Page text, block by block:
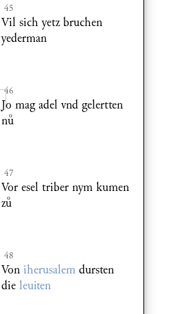
45
Vil sich yetz bruchen
yederman
46
Jo mag adel vnd gelertten
n
47
Vor esel triber nym kumen
z
48
Von iherusalemdursten
die leuiten